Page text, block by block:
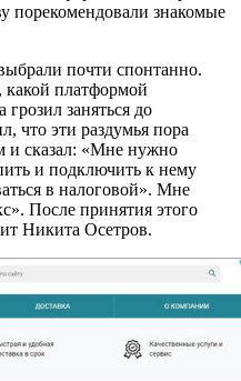
порекомендовали знакомые
почти спонтанно.
платформой
грозил заняться до
что эти раздумья пора
и сказал: «Мне нужно
и подключить к нему
в налоговой». Мне
После принятия этого
Никита Осетров.